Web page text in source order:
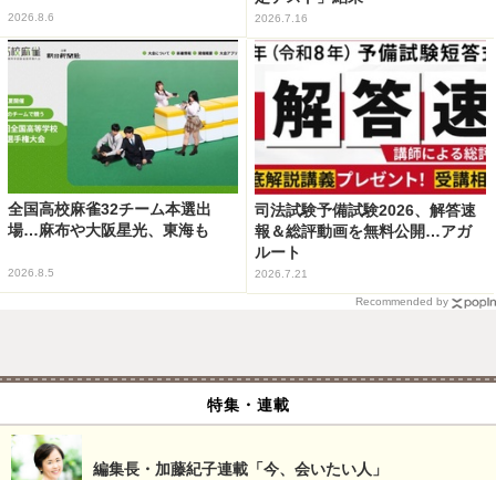
2026.8.6 2026.7.16
全国高校麻雀32チーム本選出
場…麻布や大阪星光、東海も
2026.8.5
司法試験予備試験2026、解答速
報＆総評動画を無料公開…アガ
ルート
2026.7.21
Recommended by
特集・連載
編集長・加藤紀子連載「今、会いたい人」